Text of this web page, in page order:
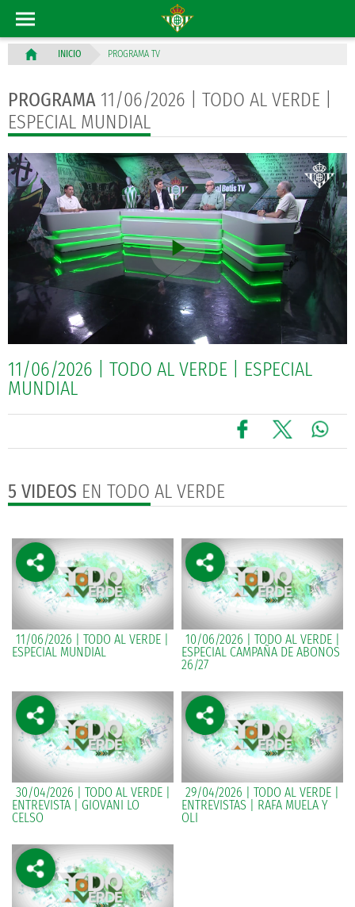
INICIO PROGRAMA TV
PROGRAMA 11/06/2026 | TODO AL VERDE |
ESPECIAL MUNDIAL
11/06/2026 | TODO AL VERDE | ESPECIAL
MUNDIAL
5 VIDEOS EN TODO AL VERDE
11/06/2026 | TODO AL VERDE |
ESPECIAL MUNDIAL
10/06/2026 | TODO AL VERDE |
ESPECIAL CAMPAÑA DE ABONOS
26/27
30/04/2026 | TODO AL VERDE |
ENTREVISTA | GIOVANI LO
CELSO
29/04/2026 | TODO AL VERDE |
ENTREVISTAS | RAFA MUELA Y
OLI